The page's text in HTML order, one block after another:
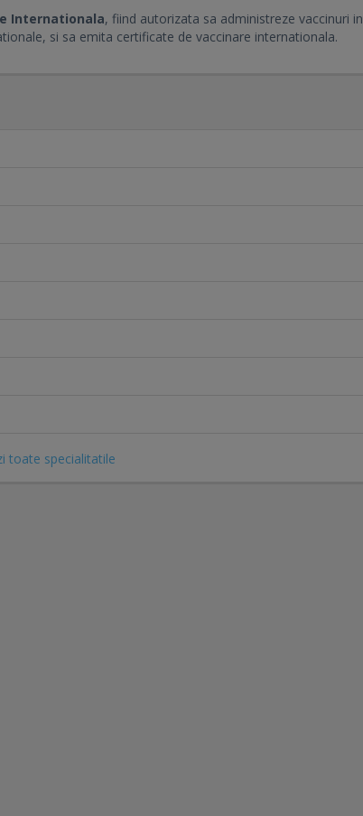
Internationala, fiind autorizata sa administreze vaccinuri in
si sa emita certificate de vaccinare internationala.
toate specialitatile